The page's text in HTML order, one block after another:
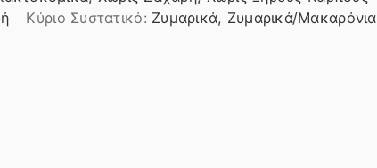
Kύριο Συστατικό: Ζυμαρικά, Ζυμαρικά/Μακαρόνια